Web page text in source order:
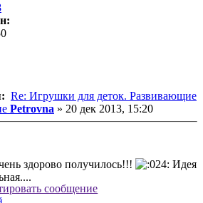
Re: Игрушки для деток. Развивающие
Petrovna » 20 дек 2013, 15:20
здорово получилось!!!
Идея